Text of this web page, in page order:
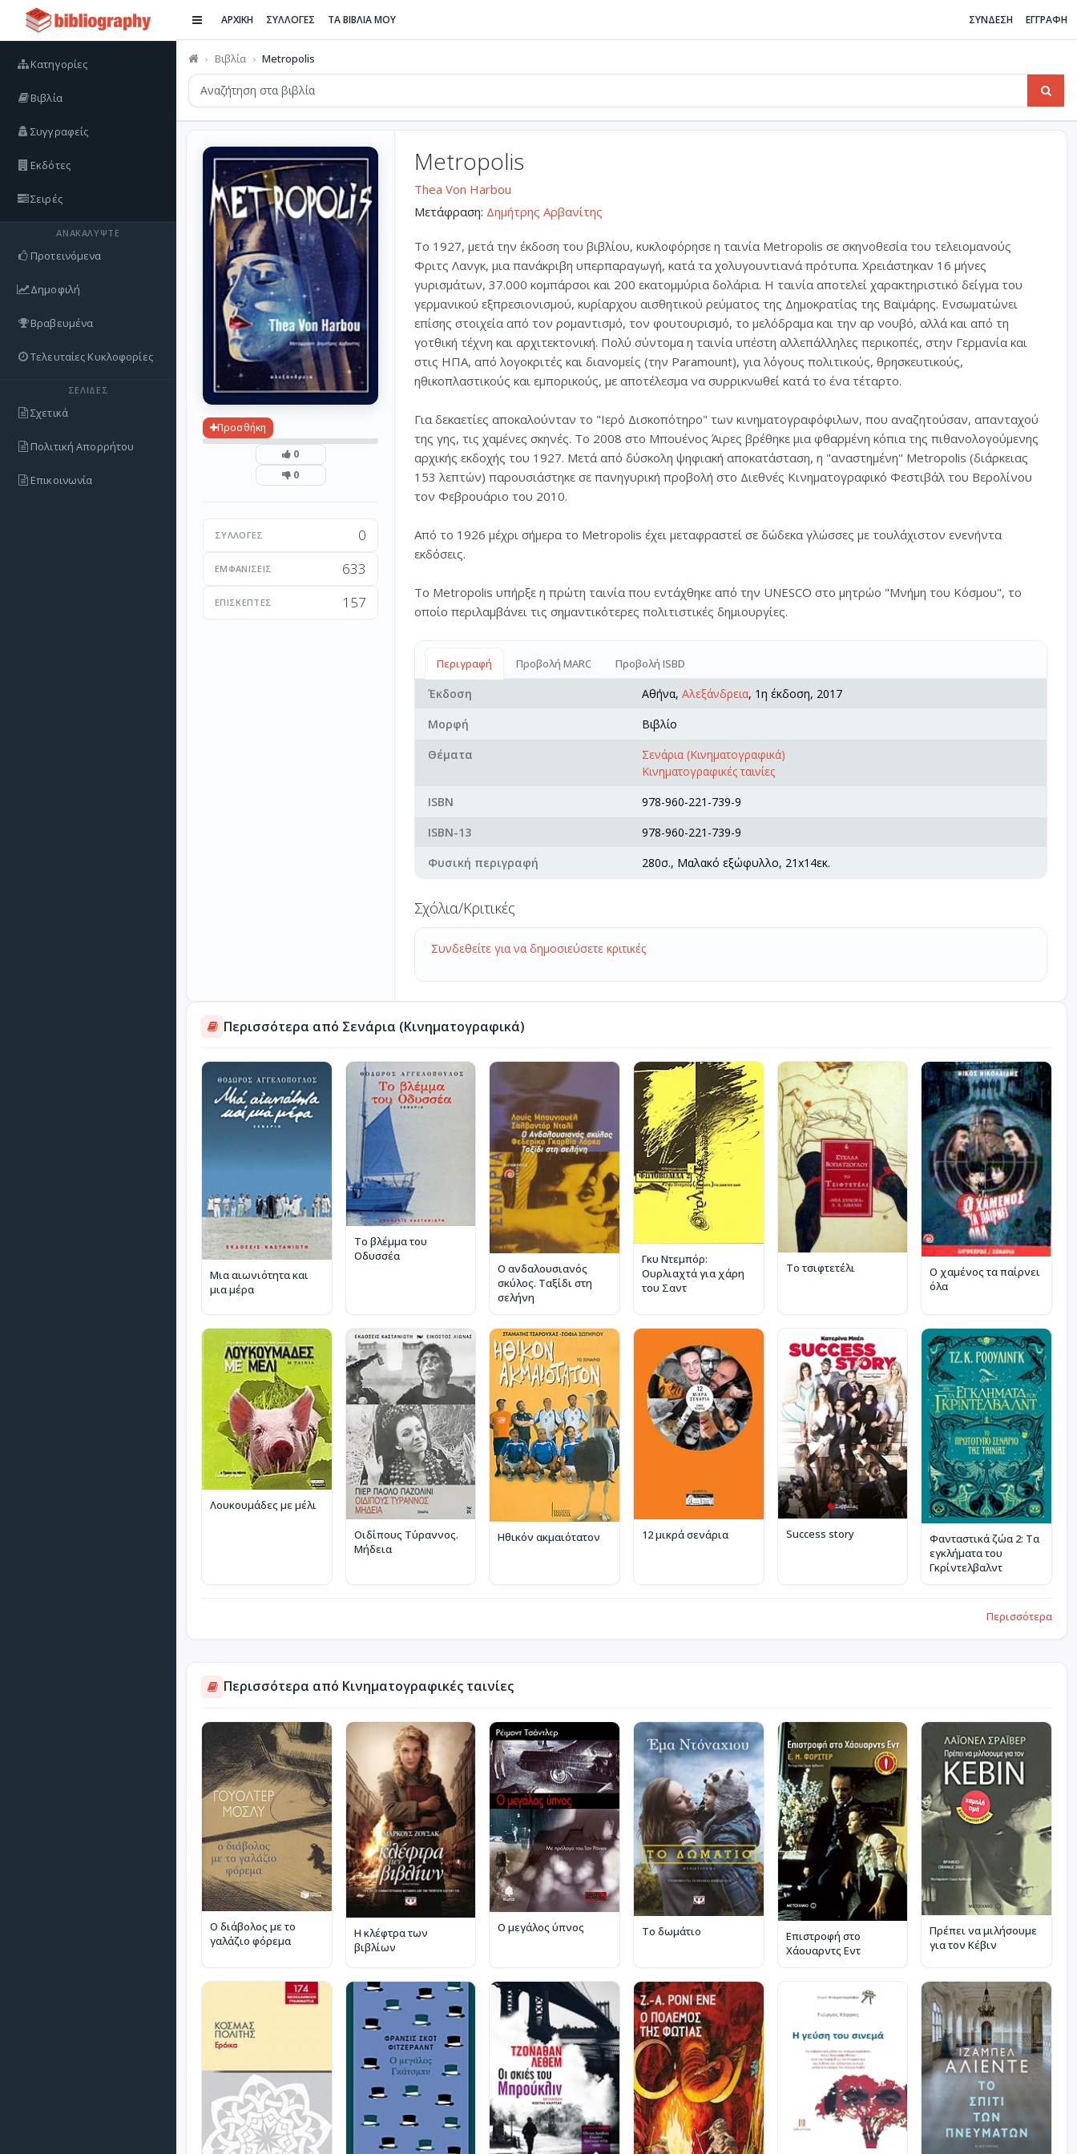
Κατηγορίες
Βιβλία
Συγγραφείς
Εκδότες
Σειρές
ΑΝΑΚΑΛΎΨΤΕ
Προτεινόμενα
Δημοφιλή
Βραβευμένα
Τελευταίες Κυκλοφορίες
ΣΕΛΊΔΕΣ
Σχετικά
Πολιτική Απορρήτου
Επικοινωνία
ΑΡΧΙΚΗ ΣΥΛΛΟΓΕΣ ΤΑ ΒΙΒΛΙΑ ΜΟΥ ΣΥΝΔΕΣΗ ΕΓΓΡΑΦΗ
Βιβλία Metropolis
Προσθήκη
0
0
ΣΥΛΛΟΓΈΣ 0
ΕΜΦΑΝΊΣΕΙΣ 633
ΕΠΙΣΚΈΠΤΕΣ 157
Metropolis
Thea Von Harbou
Μετάφραση: Δημήτρης Αρβανίτης
Το 1927, μετά την έκδοση του βιβλίου, κυκλοφόρησε η ταινία Metropolis σε σκηνοθεσία του τελειομανούς
Φριτς Λανγκ, μια πανάκριβη υπερπαραγωγή, κατά τα χολυγουντιανά πρότυπα. Χρειάστηκαν 16 μήνες
γυρισμάτων, 37.000 κομπάρσοι και 200 εκατομμύρια δολάρια. Η ταινία αποτελεί χαρακτηριστικό δείγμα του
γερμανικού εξπρεσιονισμού, κυρίαρχου αισθητικού ρεύματος της Δημοκρατίας της Βαϊμάρης. Ενσωματώνει
επίσης στοιχεία από τον ρομαντισμό, τον φουτουρισμό, το μελόδραμα και την αρ νουβό, αλλά και από τη
γοτθική τέχνη και αρχιτεκτονική. Πολύ σύντομα η ταινία υπέστη αλλεπάλληλες περικοπές, στην Γερμανία και
στις ΗΠΑ, από λογοκριτές και διανομείς (την Paramount), για λόγους πολιτικούς, θρησκευτικούς,
ηθικοπλαστικούς και εμπορικούς, με αποτέλεσμα να συρρικνωθεί κατά το ένα τέταρτο.
Για δεκαετίες αποκαλούνταν το "Ιερό Δισκοπότηρο" των κινηματογραφόφιλων, που αναζητούσαν, απανταχού
της γης, τις χαμένες σκηνές. Το 2008 στο Μπουένος Άιρες βρέθηκε μια φθαρμένη κόπια της πιθανολογούμενης
αρχικής εκδοχής του 1927. Μετά από δύσκολη ψηφιακή αποκατάσταση, η "αναστημένη" Metropolis (διάρκειας
153 λεπτών) παρουσιάστηκε σε πανηγυρική προβολή στο Διεθνές Κινηματογραφικό Φεστιβάλ του Βερολίνου
τον Φεβρουάριο του 2010.
Από το 1926 μέχρι σήμερα το Metropolis έχει μεταφραστεί σε δώδεκα γλώσσες με τουλάχιστον ενενήντα
εκδόσεις.
Το Metropolis υπήρξε η πρώτη ταινία που εντάχθηκε από την UNESCO στο μητρώο "Μνήμη του Κόσμου", το
οποίο περιλαμβάνει τις σημαντικότερες πολιτιστικές δημιουργίες.
Περιγραφή Προβολή MARC Προβολή ISBD
Έκδοση Αθήνα, Αλεξάνδρεια, 1η έκδοση, 2017
Μορφή
Βιβλίο
Θέματα
Σενάρια (Κινηματογραφικά)
Κινηματογραφικές ταινίες
ISBN
978-960-221-739-9
ISBN-13
978-960-221-739-9
Φυσική περιγραφή
280σ., Μαλακό εξώφυλλο, 21x14εκ.
Σχόλια/Κριτικές
Συνδεθείτε για να δημοσιεύσετε κριτικές
Περισσότερα από Σενάρια (Κινηματογραφικά)
Μια αιωνιότητα και
μια μέρα
Το βλέμμα του
Οδυσσέα
Ο ανδαλουσιανός
σκύλος. Ταξίδι στη
σελήνη
Γκυ Ντεμπόρ:
Ουρλιαχτά για χάρη
του Σαντ
Το τσιφτετέλι
Ο χαμένος τα παίρνει
όλα
Λουκουμάδες με μέλι
Οιδίπους Τύραννος.
Μήδεια
Ηθικόν ακμαιότατον 12 μικρά σενάρια Success story
Φανταστικά ζώα 2: Τα
εγκλήματα του
Γκρίντελβαλντ
Περισσότερα
Περισσότερα από Κινηματογραφικές ταινίες
Ο διάβολος με το
γαλάζιο φόρεμα
Η κλέφτρα των
βιβλίων
Ο μεγάλος ύπνος Το δωμάτιο
Επιστροφή στο
Χάουαρντς Εντ
Πρέπει να μιλήσουμε
για τον Κέβιν